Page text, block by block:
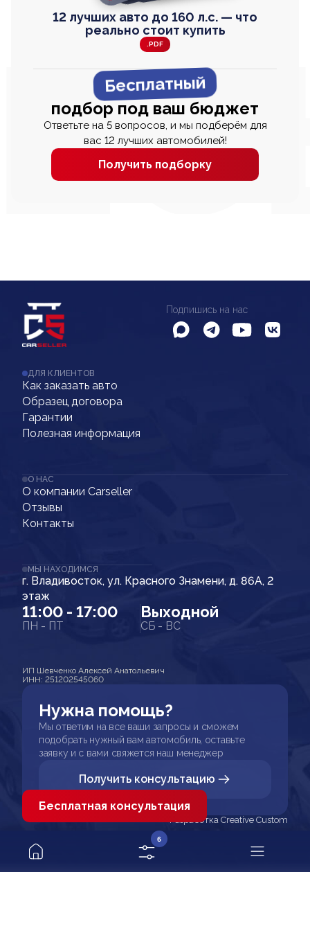
12 лучших авто до 160 л.с. — что
реально стоит купить
.PDF
Бесплатный
подбор под ваш бюджет
Ответьте на 5 вопросов, и мы подберём для
вас 12 лучших автомобилей!
Получить подборку
Подпишись на нас
ДЛЯ КЛИЕНТОВ
Как заказать авто
Образец договора
Гарантии
Полезная информация
О НАС
О компании Carseller
Отзывы
Контакты
МЫ НАХОДИМСЯ
г. Владивосток, ул. Красного Знамени, д. 86А, 2
этаж
11:00 - 17:00
ПН - ПТ
Выходной
СБ - ВС
ИП Шевченко Алексей Анатольевич
ИНН: 251202545060
Нужна помощь?
Мы ответим на все ваши запросы и сможем
подобрать нужный вам автомобиль, оставьте
заявку и с вами свяжется наш менеджер
Получить консультацию
Разработка Creative Custom
6
Бесплатная консультация